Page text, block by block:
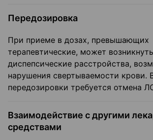
Передозировка
При приеме в дозах, превышающих
терапевтические, может
диспепсические расстройства,
нарушения свертываемости крови.
передозировки требуется отмена
Взаимодействие с другими
средствами